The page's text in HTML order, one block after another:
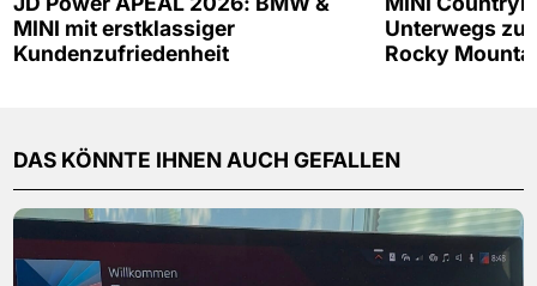
MINI mit erstklassiger
Kundenzufriedenheit
Unterwegs
Rocky
DAS KÖNNTE IHNEN AUCH GEFALLEN